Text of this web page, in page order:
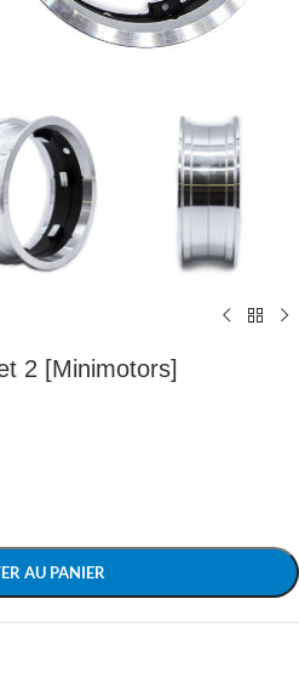
2 [Minimotors]
AU PANIER